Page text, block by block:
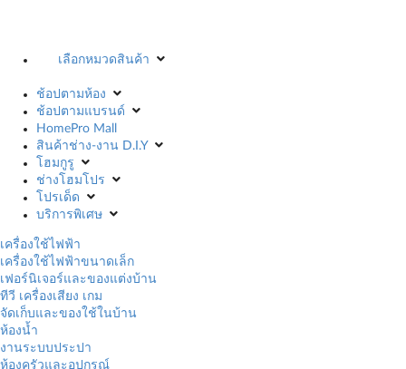
เลือกหมวดสินค้า
ช้อปตามห้อง
ช้อปตามแบรนด์
HomePro Mall
สินค้าช่าง-งาน D.I.Y
โฮมกูรู
ช่างโฮมโปร
โปรเด็ด
บริการพิเศษ
เครื่องใช้ไฟฟ้า
เครื่องใช้ไฟฟ้าขนาดเล็ก
เฟอร์นิเจอร์และของแต่งบ้าน
ทีวี เครื่องเสียง เกม
จัดเก็บและของใช้ในบ้าน
ห้องน้ำ
งานระบบประปา
ห้องครัวและอุปกรณ์